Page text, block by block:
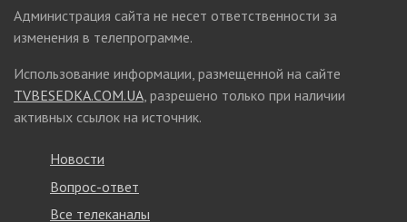
Администрация сайта не несет ответственности за
изменения в телепрограмме.
Использование информации, размещенной на сайте
TVBESEDKA.COM.UA, разрешено только при наличии
активных ссылок на источник.
Новости
Вопрос-ответ
Все телеканалы